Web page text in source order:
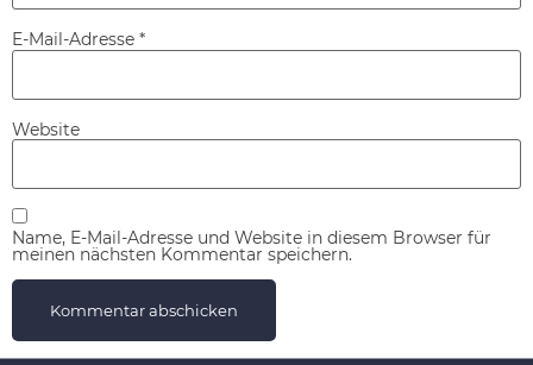
E-Mail-Adresse *
Website
Name, E-Mail-Adresse und Website in diesem Browser für
meinen nächsten Kommentar speichern.